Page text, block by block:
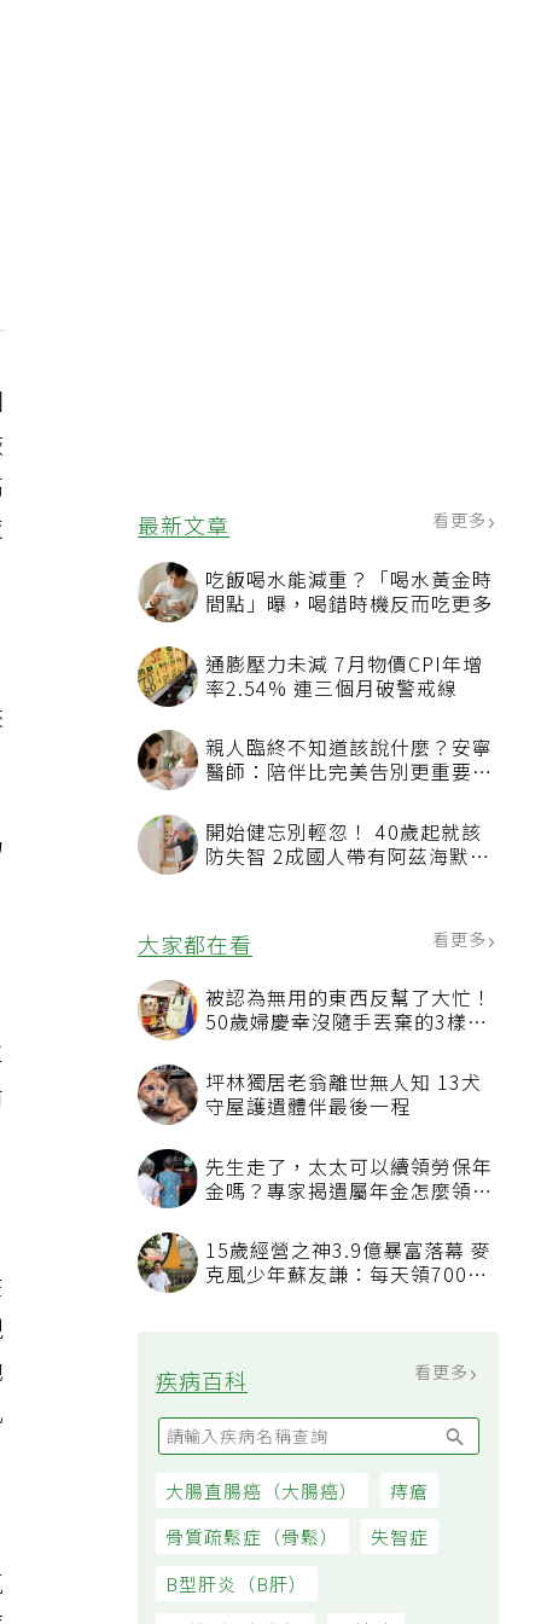
最新文章 看更多
吃飯喝水能減重？「喝水黃金時
間點」曝，喝錯時機反而吃更多
通膨壓力未減 7月物價CPI年增
率2.54% 連三個月破警戒線
親人臨終不知道該說什麼？安寧
醫師：陪伴比完美告別更重要，
開始健忘別輕忽！ 40歲起就該
防失智 2成國人帶有阿茲海默症
大家都在看
被認為無用的東西反幫了大忙！
50歲婦慶幸沒隨手丟棄的3樣物
坪林獨居老翁離世無人知 13犬
守屋護遺體伴最後一程
先生走了，太太可以續領勞保年
看順位還要看資格
15歲經營之神3.9億暴富落幕 麥
疾病百科